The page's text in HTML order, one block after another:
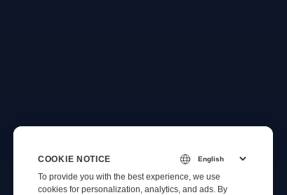
COOKIE NOTICE
To provide you with the best experience, we use
cookies for personalization, analytics, and ads. By